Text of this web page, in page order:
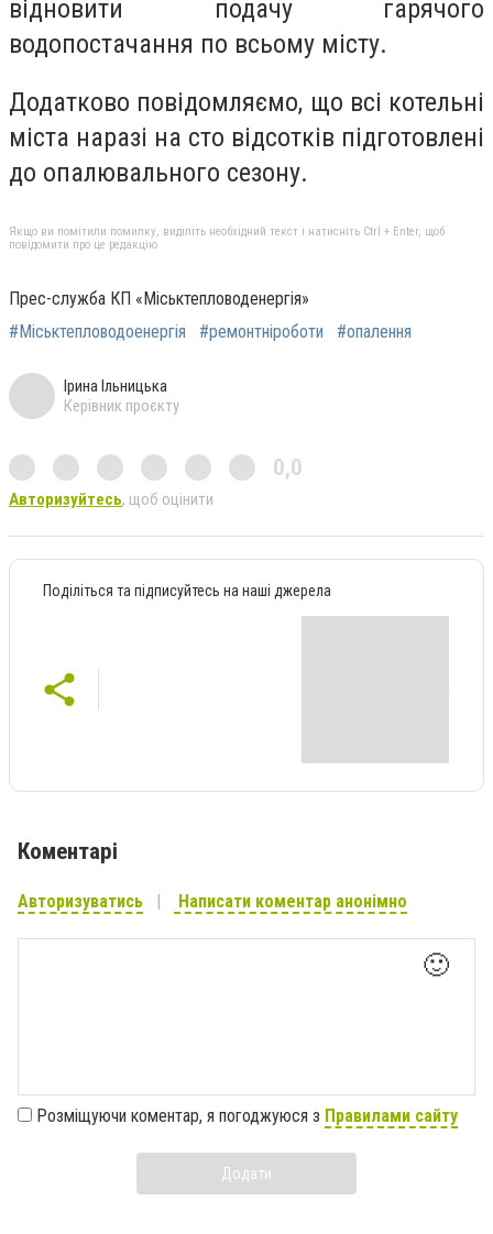
відновити подачу гарячого
водопостачання по всьому місту.
Додатково повідомляємо, що всі котельні
міста наразі на сто відсотків підготовлені
до опалювального сезону.
Якщо ви помітили помилку, виділіть необхідний текст і натисніть Ctrl + Enter, щоб
повідомити про це редакцію
Прес-служба КП «Міськтепловоденергія»
#Міськтепловодоенергія
#ремонтніроботи #опалення
Ірина Ільницька
Керівник проєкту
0,0
Авторизуйтесь, щоб оцінити
Поділіться та підписуйтесь на наші джерела
Коментарі
Авторизуватись Написати коментар анонімно
🙂
Розміщуючи коментар, я погоджуюся з Правилами сайту
Додати